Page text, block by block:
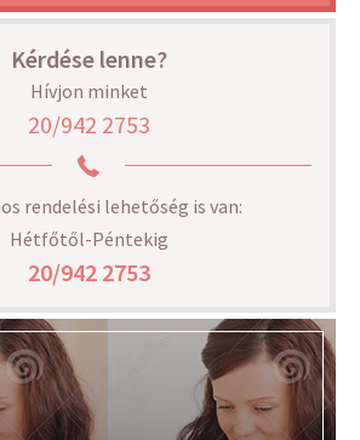
Kérdése lenne?
Hívjon minket
20/942 2753
rendelési lehetőség is van:
Hétfőtől-Péntekig
20/942 2753